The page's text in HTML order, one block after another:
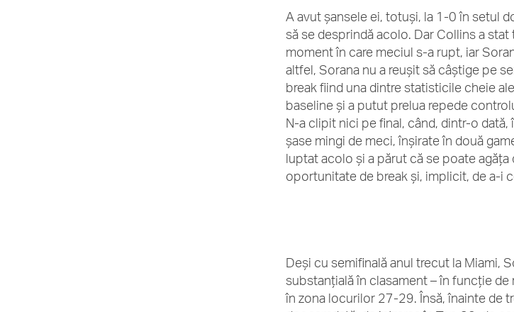
A avut șansele ei, totuși, la 1-0 în setul
să se desprindă acolo. Dar Collins a
moment în care meciul s-a rupt, iar
altfel, Sorana nu a reușit să câștige pe
break fiind una dintre statisticile cheie
baseline și a putut prelua repede
N-a clipit nici pe final, când, dintr-o
șase mingi de meci, înșirate în două
luptat acolo și a părut că se poate agăța
oportunitate de break și, implicit, de a-i
Deși cu semifinală anul trecut la Miami,
substanțială în clasament – în funcție de
în zona locurilor 27-29. Însă, înainte de